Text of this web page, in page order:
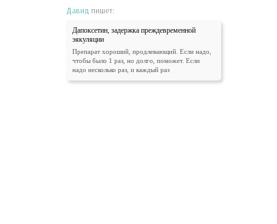
Давид пишет:
Дапоксетин, задержка преждевременной
эякуляции
Препарат хороший, продлевающий. Если надо,
чтобы было 1 раз, но долго, поможет. Если
надо несколько раз, и каждый раз